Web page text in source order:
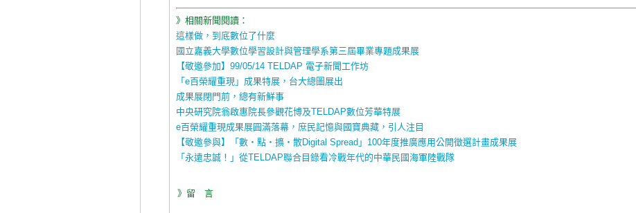
》相關新聞閱讀：
這樣做，到底數位了什麼
國立嘉義大學數位學習設計與管理學系第三屆畢業專題成果展
【敬邀參加】99/05/14 TELDAP 電子新聞工作坊
「e百榮耀重現」成果特展，台大總圖展出
成果展閉門前，總有新鮮事
中央研究院翁啟惠院長參觀花博及TELDAP數位芳華特展
e百榮耀重現成果展圓滿落幕，庶民記憶與國寶典藏，引人注目
【敬邀參與】「數‧點‧擴‧散Digital Spread」100年度推廣應用公開徵選計畫成果展
「永遠忠誠！」從TELDAP聯合目錄看冷戰年代的中華民國海軍陸戰隊
》留 言